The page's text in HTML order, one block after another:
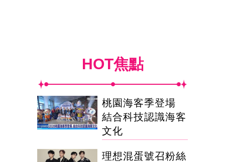
HOT焦點
桃園海客季登場
結合科技認識海客
文化
理想混蛋號召粉絲